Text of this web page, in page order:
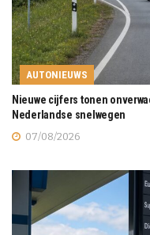
AUTONIEUWS
Nieuwe cijfers tonen
Nederlandse snelwegen
07/08/2026